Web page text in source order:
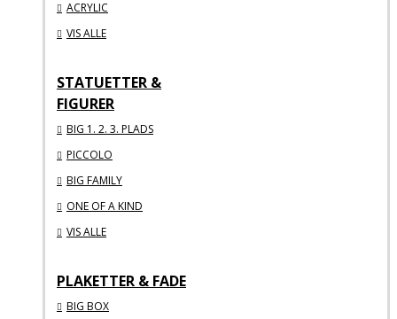
ACRYLIC
VIS ALLE
STATUETTER &
FIGURER
BIG 1. 2. 3. PLADS
PICCOLO
BIG FAMILY
ONE OF A KIND
VIS ALLE
PLAKETTER & FADE
BIG BOX